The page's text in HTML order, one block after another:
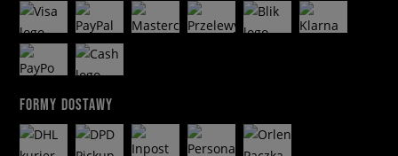
FORMY DOSTAWY